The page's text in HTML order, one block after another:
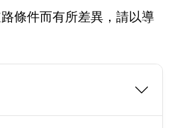
條件而有所差異，請以導